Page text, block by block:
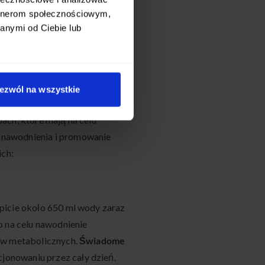
społecznościowym,
od Ciebie lub
na wszystkie
i mało przetworzonych
odżywczych.
które mają na celu
i promowanie
około 650 ml wody zaraz
celu nawodnienie
metabolicznych. Świadome
przez cały dzień.